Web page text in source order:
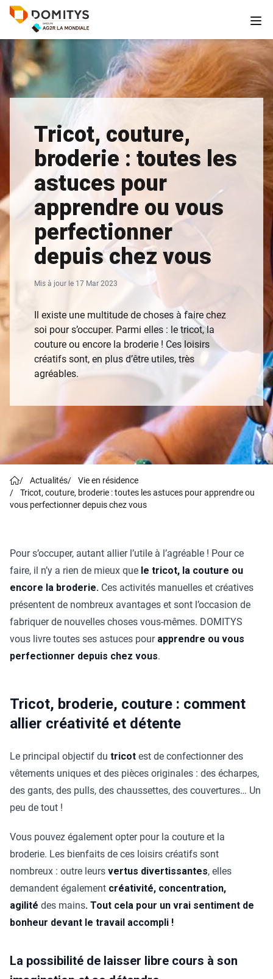
Tricot, couture,
broderie : toutes les
astuces pour
apprendre ou vous
perfectionner
depuis chez vous
Mis à jour le 17 Mar 2023
Il existe une multitude de choses à faire chez
soi pour s’occuper. Parmi elles : le tricot, la
couture ou encore la broderie ! Ces loisirs
créatifs sont, en plus d’être utiles, très
agréables.
/ Actualités/
Vie en résidence
/
Tricot, couture, broderie : toutes les astuces pour apprendre ou
vous perfectionner depuis chez vous
Pour s’occuper, autant allier l’utile à l’agréable ! Pour ce
faire, il n’y a rien de mieux que le tricot, la couture ou
encore la broderie. Ces activités manuelles et créatives
présentent de nombreux avantages et sont l’occasion de
fabriquer de nouvelles choses vous-mêmes. DOMITYS
vous livre toutes ses astuces pour apprendre ou vous
perfectionner depuis chez vous.
Tricot, broderie, couture : comment
allier créativité et détente
Le principal objectif du tricot est de confectionner des
vêtements uniques et des pièces originales : des écharpes,
des gants, des pulls, des chaussettes, des couvertures… Un
peu de tout !
Vous pouvez également opter pour la couture et la
broderie. Les bienfaits de ces loisirs créatifs sont
nombreux : outre leurs vertus divertissantes, elles
demandent également créativité, concentration,
agilité des mains. Tout cela pour un vrai sentiment de
bonheur devant le travail accompli !
La possibilité de laisser libre cours à son